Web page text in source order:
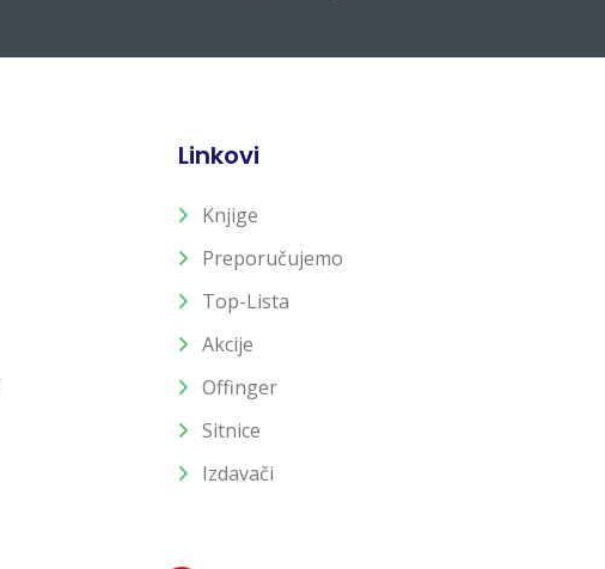
Linkovi
Knjige
Preporučujemo
Top-Lista
Akcije
Offinger
Sitnice
Izdavači